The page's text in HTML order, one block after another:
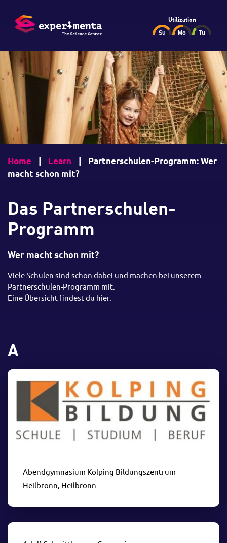
Utilization
Home | Learn |
Partnerschulen-Programm: Wer
macht schon mit?
Das Partnerschulen-
Programm
Wer macht schon mit?
Viele Schulen sind schon dabei und machen bei unserem
Partnerschulen-Programm mit.
Eine Übersicht findest du hier.
A
Abendgymnasium Kolping Bildungszentrum
Heilbronn, Heilbronn